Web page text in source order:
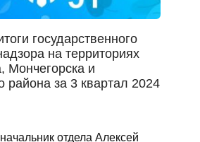
государственного
на территориях
Мончегорска и
района за 3 квартал 2024
отдела Алексей